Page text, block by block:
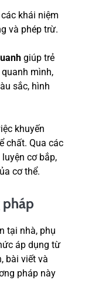
khái niệm
và phép trừ.
giúp trẻ
mình,
sắc, hình
khuyến
chất. Qua các
cơ bắp,
cơ thể.
pháp
tại nhà, phụ
áp dụng từ
bài viết và
pháp này